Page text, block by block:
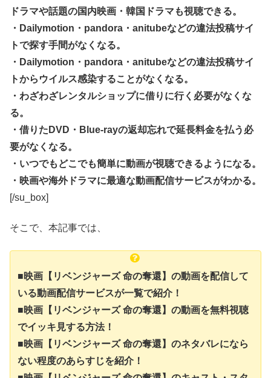
ドラマや話題の国内映画・韓国ドラマも視聴できる。
・Dailymotion・pandora・anitubeなどの違法投稿サイ
トで探す手間がなくなる。
・Dailymotion・pandora・anitubeなどの違法投稿サイ
トからウイルス感染することがなくなる。
・わざわざレンタルショップに借りに行く必要がなくな
る。
・借りたDVD・Blue-rayの返却忘れで延長料金を払う必
要がなくなる。
・いつでもどこでも簡単に動画が視聴できるようになる。
・映画や海外ドラマに最適な動画配信サービスがわかる。
[/su_box]
そこで、本記事では、
■映画【リベンジャーズ 命の奪還】の動画を配信して
いる動画配信サービスが一覧で紹介！
■映画【リベンジャーズ 命の奪還】の動画を無料視聴
でイッキ見する方法！
■映画【リベンジャーズ 命の奪還】のネタバレになら
ない程度のあらすじを紹介！